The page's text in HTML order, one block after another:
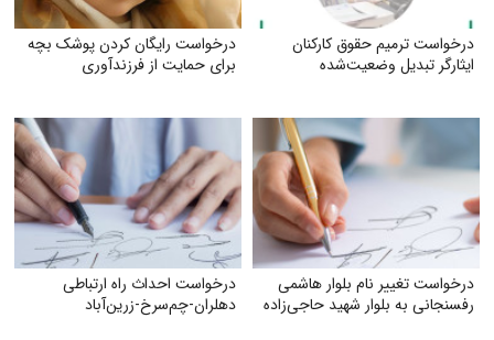
درخواست ترمیم حقوق کارکنان
ایثارگر تبدیل وضعیت‌شده
درخواست رایگان کردن پوشک بچه
برای حمایت از فرزندآوری
درخواست تغییر نام بلوار هاشمی
رفسنجانی به بلوار شهید حاجی‌زاده
درخواست احداث راه ارتباطی
دهلران-چم‌سرخ-زرین‌آباد